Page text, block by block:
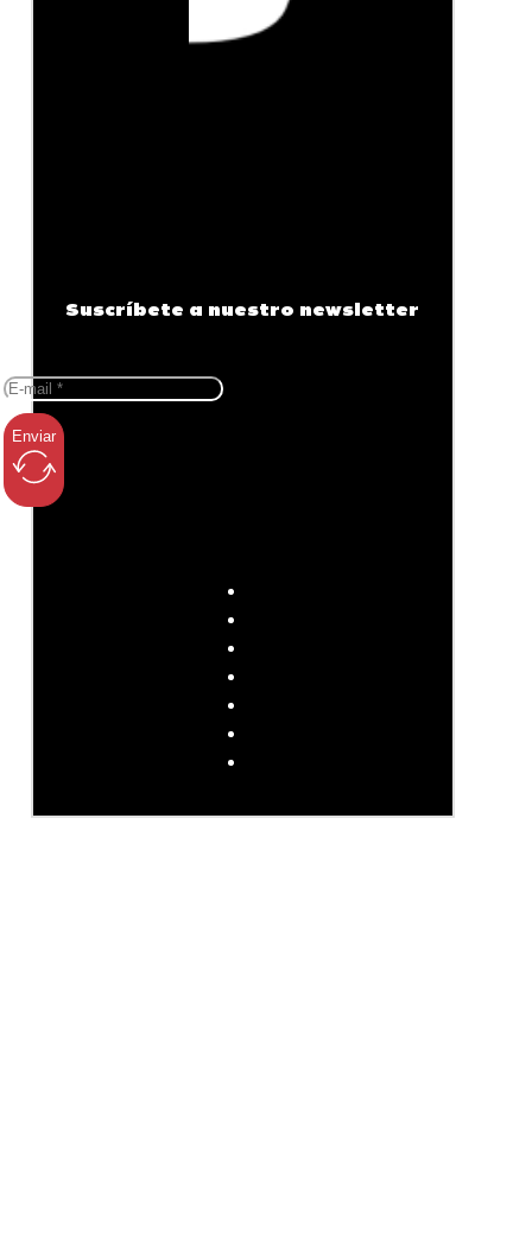
Suscríbete a nuestro newsletter
Enviar